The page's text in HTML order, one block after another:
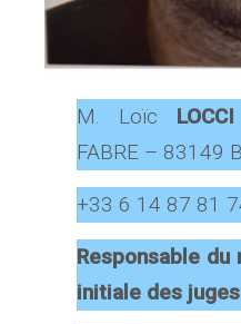
M. Loïc LOCCI
FABRE – 83149
+33 6 14 87 81
Responsable
initiale des